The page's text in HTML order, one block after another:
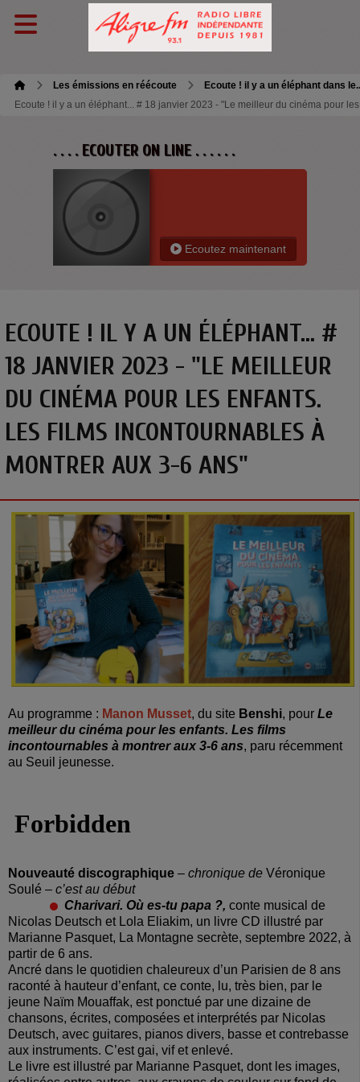
Les émissions en réécoute
Ecoute ! il y a un éléphant dans
Ecoute ! il y a un éléphant... # 18 janvier 2023 - "Le meilleur du cinéma pour
. . . . ECOUTER ON LINE . . . . . .
Ecoutez maintenant
ECOUTE ! IL Y A UN ÉLÉPHANT... #
18 JANVIER 2023 - "LE MEILLEUR
DU CINÉMA POUR LES ENFANTS.
LES FILMS INCONTOURNABLES À
MONTRER AUX 3-6 ANS"
Au programme : Manon Musset, du site Benshi, pour Le
meilleur du cinéma pour les enfants. Les films
incontournables à montrer aux 3-6 ans, paru récemment
au Seuil jeunesse.
Nouveauté discographique – chronique de Véronique
Soulé – c’est au début
Charivari. Où es-tu papa ?, conte musical de
Nicolas Deutsch et Lola Eliakim, un livre CD illustré par
Marianne Pasquet, La Montagne secrète, septembre 2022, à
partir de 6 ans.
Ancré dans le quotidien chaleureux d’un Parisien de 8 ans
raconté à hauteur d’enfant, ce conte, lu, très bien, par le
jeune Naïm Mouaffak, est ponctué par une dizaine de
chansons, écrites, composées et interprétés par Nicolas
Deutsch, avec guitares, pianos divers, basse et contrebasse
aux instruments. C’est gai, vif et enlevé.
Le livre est illustré par Marianne Pasquet, dont les images,